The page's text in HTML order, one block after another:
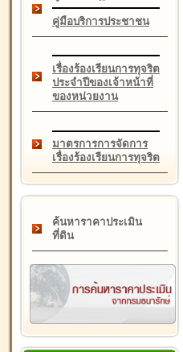
คู่มือบริการประชาชน
เรื่องร้องเรียนการทุจริต
ประจำปีของเจ้าหน้าที่
ของหน่วยงาน
มาตรการการจัดการ
เรื่องร้องเรียนการทุจริต
ค้นหาราคาประเมิน
ที่ดิน